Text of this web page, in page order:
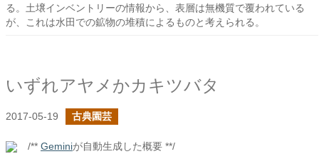
る。土壌インベントリーの情報から、表層は無機質で覆われている
が、これは水田での鉱物の堆積によるものと考えられる。
いずれアヤメかカキツバタ
2017-05-19 古典園芸
/** Geminiが自動生成した概要 **/